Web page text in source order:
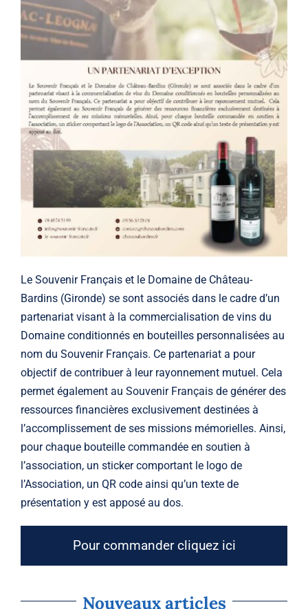
Le Souvenir Français et le Domaine de Château-
Bardins (Gironde) se sont associés dans le cadre d’un
partenariat visant à la commercialisation de vins du
Domaine conditionnés en bouteilles personnalisées au
nom du Souvenir Français. Ce partenariat a pour
objectif de contribuer à leur rayonnement mutuel. Cela
permet également au Souvenir Français de générer des
ressources financières exclusivement destinées à
l’accomplissement de ses missions mémorielles. Ainsi,
pour chaque bouteille commandée en soutien à
l’association, un sticker comportant le logo de
l’Association, un QR code ainsi qu’un texte de
présentation y est apposé au dos.
Pour commander cliquez ici
Nouveaux articles